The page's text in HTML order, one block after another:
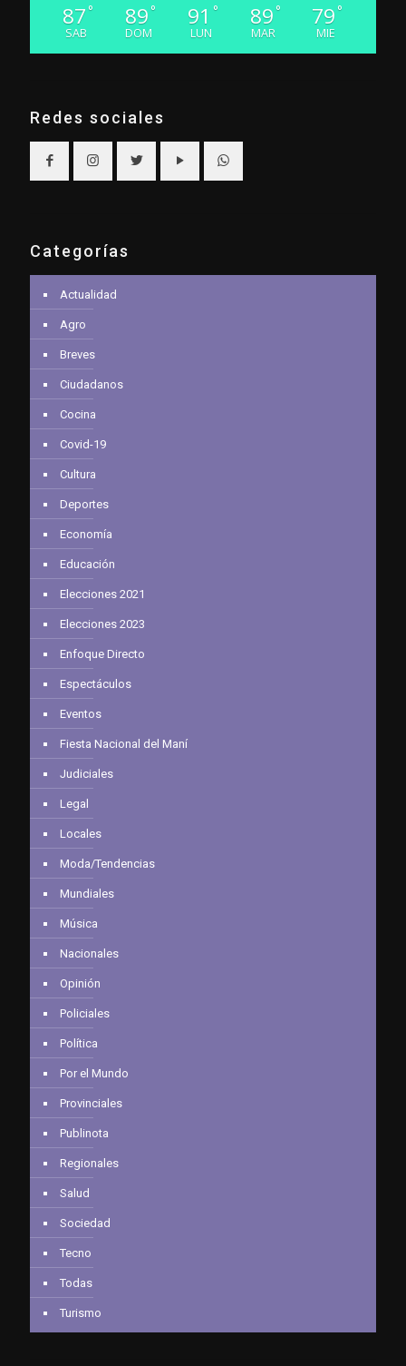
87 °
SAB
89 °
DOM
91 °
LUN
89 °
MAR
79 °
MIE
Redes sociales
Categorías
Actualidad
Agro
Breves
Ciudadanos
Cocina
Covid-19
Cultura
Deportes
Economía
Educación
Elecciones 2021
Elecciones 2023
Enfoque Directo
Espectáculos
Eventos
Fiesta Nacional del Maní
Judiciales
Legal
Locales
Moda/Tendencias
Mundiales
Música
Nacionales
Opinión
Policiales
Política
Por el Mundo
Provinciales
Publinota
Regionales
Salud
Sociedad
Tecno
Todas
Turismo